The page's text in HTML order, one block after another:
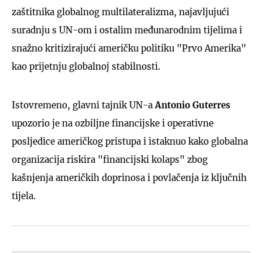
zaštitnika globalnog multilateralizma, najavljujući
suradnju s UN-om i ostalim međunarodnim tijelima i
snažno kritizirajući američku politiku "Prvo Amerika"
kao prijetnju globalnoj stabilnosti.
Istovremeno, glavni tajnik UN-a Antonio Guterres
upozorio je na ozbiljne financijske i operativne
posljedice američkog pristupa i istaknuo kako globalna
organizacija riskira "financijski kolaps" zbog
kašnjenja američkih doprinosa i povlačenja iz ključnih
tijela.